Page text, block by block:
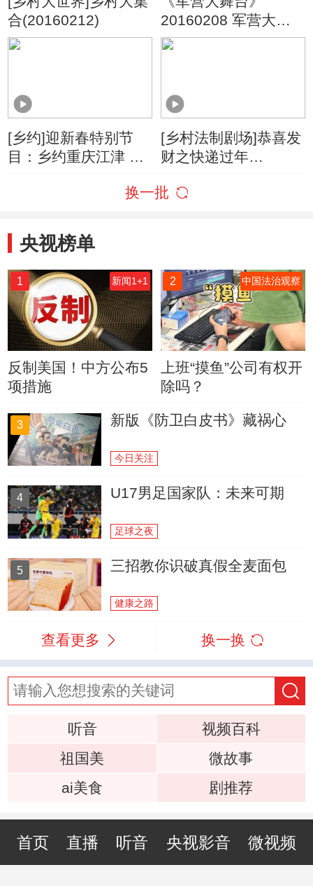
合(20160212)
20160208 军营大拜
年——走进八千里边
[乡约]迎新春特别节
目：乡约重庆江津 给
[乡村法制剧场]恭喜发
财之快递过年
换一批
央视榜单
1 新闻1+1
反制美国！中方公布5
项措施
2 中国法治观察
上班“摸鱼”公司有权开
除吗？
3 新版《防卫白皮书》藏祸心
今日关注
4 U17男足国家队：未来可期
足球之夜
5 三招教你识破真假全麦面包
健康之路
查看更多 换一换
听音
视频百科
祖国美
微故事
ai美食
剧推荐
首页 直播 听音 央视影音 微视频